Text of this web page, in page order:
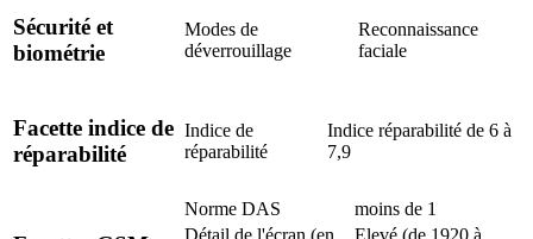
Sécurité et
biométrie
Modes de
déverrouillage
Reconnaissance
faciale
Facette indice de
réparabilité
Indice de
réparabilité
Indice réparabilité de 6 à
7,9
Norme DAS
moins de 1
Détail de l'écran (en
Elevé (de 1920 à